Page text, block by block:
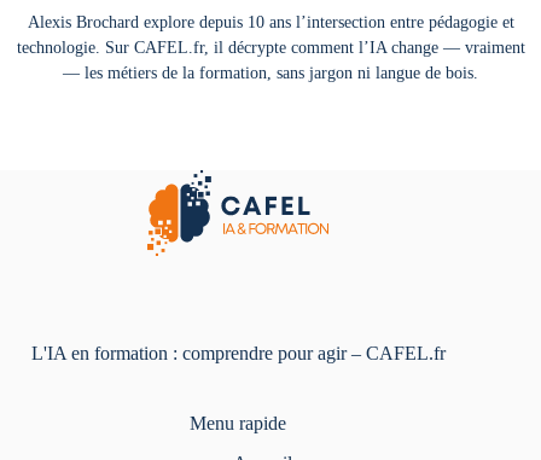
Alexis Brochard explore depuis 10 ans l’intersection entre pédagogie et
technologie. Sur CAFEL.fr, il décrypte comment l’IA change — vraiment
— les métiers de la formation, sans jargon ni langue de bois.
L'IA en formation : comprendre pour agir – CAFEL.fr
Menu rapide